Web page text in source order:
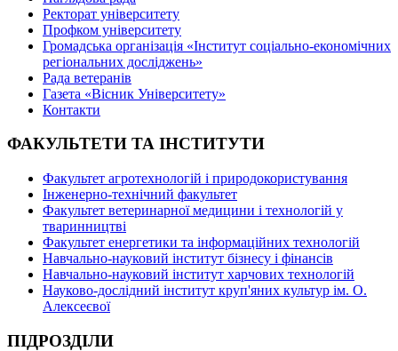
Ректорат університету
Профком університету
Громадська організація «Інститут соціально-економічних
регіональних досліджень»
Рада ветеранів
Газета «Вісник Університету»
Контакти
ФАКУЛЬТЕТИ ТА ІНСТИТУТИ
Факультет агротехнологій і природокористування
Інженерно-технічний факультет
Факультет ветеринарної медицини і технологій у
тваринництві
Факультет енергетики та інформаційних технологій
Навчально-науковий інститут бізнесу і фінансів
Навчально-науковий інститут харчових технологій
Науково-дослідний інститут круп'яних культур ім. О.
Алексеєвої
ПІДРОЗДІЛИ